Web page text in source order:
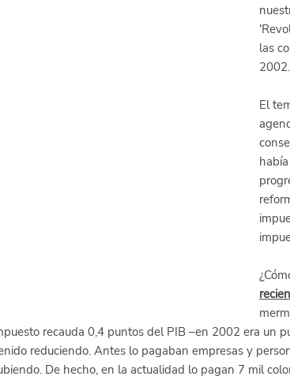
las
2002.
El
recauda 0,4 puntos del PIB –en 2002 era un
reduciendo. Antes lo pagaban empresas y
De hecho, en la actualidad lo pagan 7 mil